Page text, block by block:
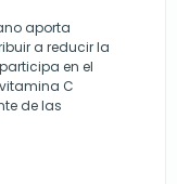
aporta
a reducir la
en el
C
de las